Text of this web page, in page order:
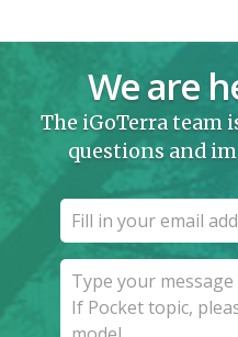
We are
The iGoTerra team
questions and